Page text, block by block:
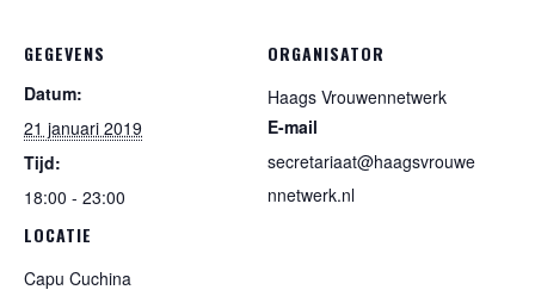
GEGEVENS
Datum:
21 januari 2019
Tijd:
18:00 - 23:00
LOCATIE
Capu Cuchina
ORGANISATOR
Haags Vrouwennetwerk
E-mail
secretariaat@haagsvrouwe
nnetwerk.nl